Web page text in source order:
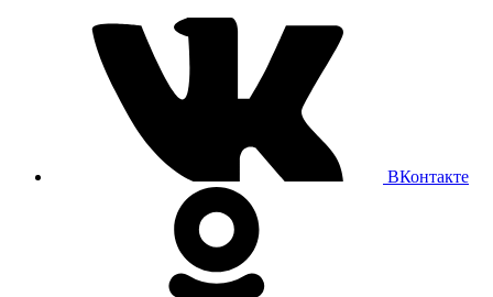
ВКонтакте